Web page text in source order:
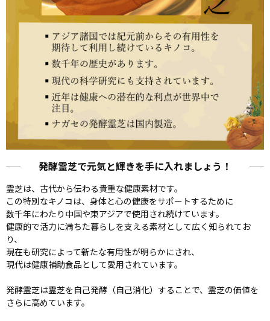
発酵霊芝で元気と輝きを手に入れましょう！
霊芝は、古代から伝わる貴重な健康素材です。
この特別なキノコは、身体と心の健康をサポートするために
数千年にわたり中国や東アジアで使用され続けています。
健康的で活力に満ちた暮らしを支える素材として広く知られてお
り、
現在も研究によって新たな有用性が明らかにされ、
現代は健康補助食品として愛用されています。
発酵霊芝は霊芝を自己発酵（自己消化）することで、霊芝の価値を
さらに高めています。